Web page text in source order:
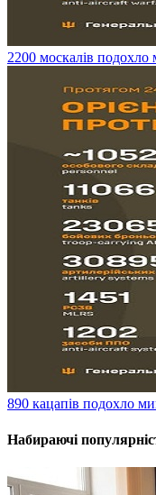
​2200 москалів подохло
​890 кацапів подохло
Набираючі